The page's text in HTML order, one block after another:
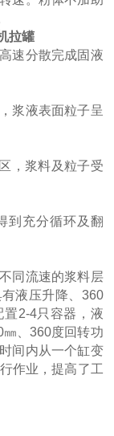
拉罐
速分散完成固液
液表面粒子呈
浆料及粒子受
充分循环及翻
同流速的浆料层
液压升降、360
2-4只容器，液
、360度回转功
间内从一个缸变
作业，提高了工